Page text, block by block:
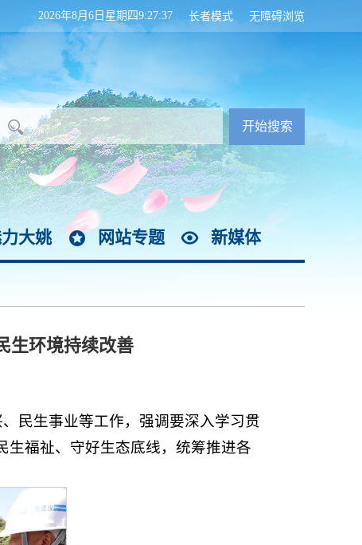
无障碍浏览
长者模式
2026年8月6日星期四9:27:37
大姚 网站专题 新媒体
生环境持续改善
民生事业等工作，强调要深入学习贯
生福祉、守好生态底线，统筹推进各